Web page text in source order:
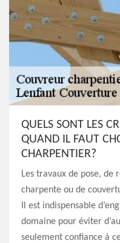
QUELS SONT LES
QUAND IL FAUT
CHARPENTIER?
Les travaux de pose,
charpente ou de
Il est indispensable
domaine pour éviter
seulement confiance à